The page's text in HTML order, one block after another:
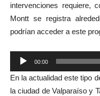
intervenciones requiere,
Montt se registra
podrían acceder a este
Reproductor
de
audio
00:00
En la actualidad este tipo
la ciudad de Valparaíso y